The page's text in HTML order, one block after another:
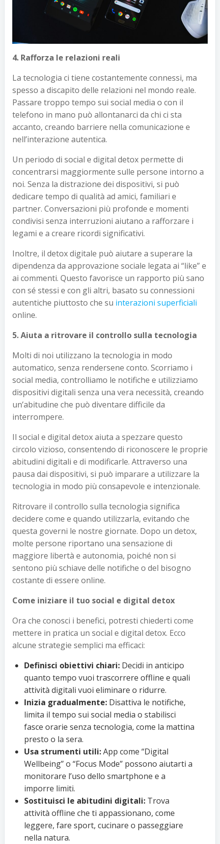
4. Rafforza le relazioni reali
La tecnologia ci tiene costantemente connessi, ma
spesso a discapito delle relazioni nel mondo reale.
Passare troppo tempo sui social media o con il
telefono in mano può allontanarci da chi ci sta
accanto, creando barriere nella comunicazione e
nell’interazione autentica.
Un periodo di social e digital detox permette di
concentrarsi maggiormente sulle persone intorno a
noi. Senza la distrazione dei dispositivi, si può
dedicare tempo di qualità ad amici, familiari e
partner. Conversazioni più profonde e momenti
condivisi senza interruzioni aiutano a rafforzare i
legami e a creare ricordi significativi.
Inoltre, il detox digitale può aiutare a superare la
dipendenza da approvazione sociale legata ai “like” e
ai commenti. Questo favorisce un rapporto più sano
con sé stessi e con gli altri, basato su connessioni
autentiche piuttosto che su interazioni superficiali
online.
5. Aiuta a ritrovare il controllo sulla tecnologia
Molti di noi utilizzano la tecnologia in modo
automatico, senza rendersene conto. Scorriamo i
social media, controlliamo le notifiche e utilizziamo
dispositivi digitali senza una vera necessità, creando
un’abitudine che può diventare difficile da
interrompere.
Il social e digital detox aiuta a spezzare questo
circolo vizioso, consentendo di riconoscere le proprie
abitudini digitali e di modificarle. Attraverso una
pausa dai dispositivi, si può imparare a utilizzare la
tecnologia in modo più consapevole e intenzionale.
Ritrovare il controllo sulla tecnologia significa
decidere come e quando utilizzarla, evitando che
questa governi le nostre giornate. Dopo un detox,
molte persone riportano una sensazione di
maggiore libertà e autonomia, poiché non si
sentono più schiave delle notifiche o del bisogno
costante di essere online.
Come iniziare il tuo social e digital detox
Ora che conosci i benefici, potresti chiederti come
mettere in pratica un social e digital detox. Ecco
alcune strategie semplici ma efficaci:
Definisci obiettivi chiari: Decidi in anticipo
quanto tempo vuoi trascorrere offline e quali
attività digitali vuoi eliminare o ridurre.
Inizia gradualmente: Disattiva le notifiche,
limita il tempo sui social media o stabilisci
fasce orarie senza tecnologia, come la mattina
presto o la sera.
Usa strumenti utili:App come “Digital
Wellbeing” o “Focus Mode” possono aiutarti a
monitorare l’uso dello smartphone e a
imporre limiti.
Sostituisci le abitudini digitali: Trova
attività offline che ti appassionano, come
leggere, fare sport, cucinare o passeggiare
nella natura.